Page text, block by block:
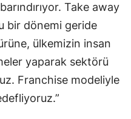
Take away
bir dönemi geride
ülkemizin insan
yaparak sektörü
Franchise modeliyle